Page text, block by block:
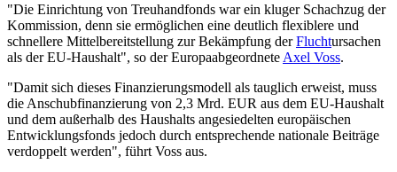
"Die Einrichtung von Treuhandfonds war ein kluger Schachzug der
Kommission, denn sie ermöglichen eine deutlich flexiblere und
schnellere Mittelbereitstellung zur Bekämpfung derFluchtursachen
als der EU-Haushalt", so der Europaabgeordnete Axel Voss.
"Damit sich dieses Finanzierungsmodell als tauglich erweist, muss
die Anschubfinanzierung von 2,3 Mrd. EUR aus dem EU-Haushalt
und dem außerhalb des Haushalts angesiedelten europäischen
Entwicklungsfonds jedoch durch entsprechende nationale Beiträge
verdoppelt werden", führt Voss aus.